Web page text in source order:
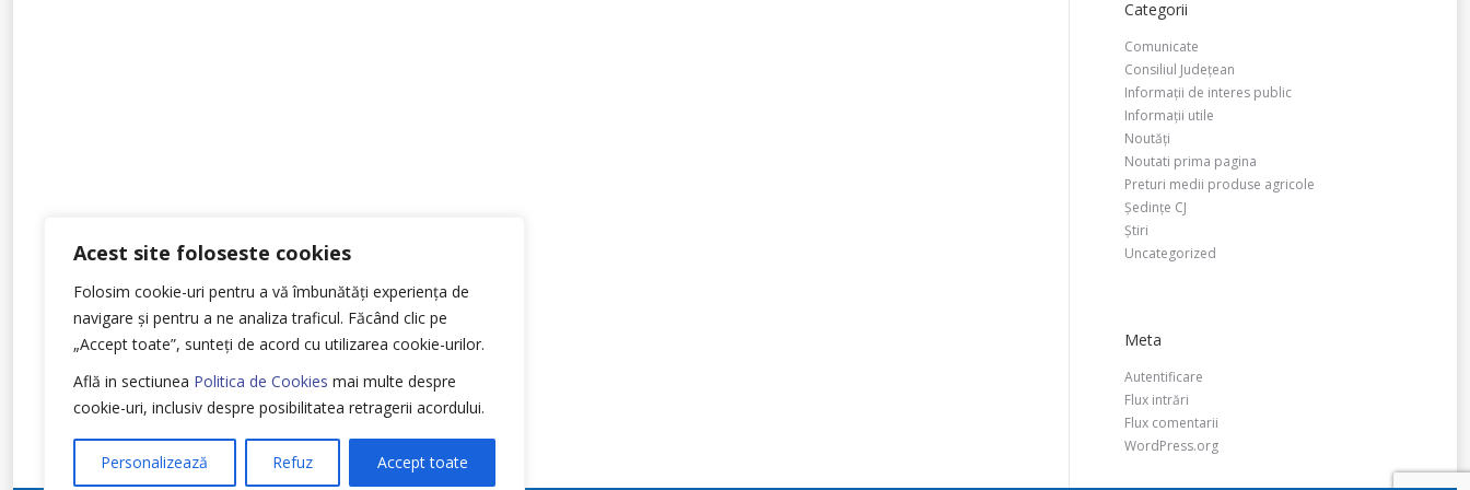
Acest site foloseste cookies
Folosim cookie-uri pentru a vă îmbunătăți experiența de
navigare și pentru a ne analiza traficul. Făcând clic pe
„Accept toate”, sunteți de acord cu utilizarea cookie-urilor.
Află in sectiunea Politica de Cookies mai multe despre
cookie-uri, inclusiv despre posibilitatea retragerii acordului.
Personalizează Refuz Accept toate
Categorii
Comunicate
Consiliul Județean
Informații de interes public
Informații utile
Noutăți
Noutati prima pagina
Preturi medii produse agricole
Ședințe CJ
Știri
Uncategorized
Meta
Autentificare
Flux intrări
Flux comentarii
WordPress.org